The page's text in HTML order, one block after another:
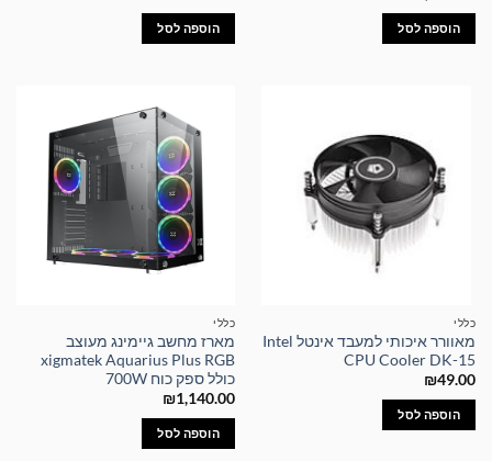
הוספה לסל הוספה לסל
כללי
מאוורר איכותי למעבד אינטל Intel
CPU Cooler DK-15
₪49.00
הוספה לסל
כללי
מארז מחשב גיימינג מעוצב
xigmatek Aquarius Plus RGB
כולל ספק כוח 700W
₪1,140.00
הוספה לסל